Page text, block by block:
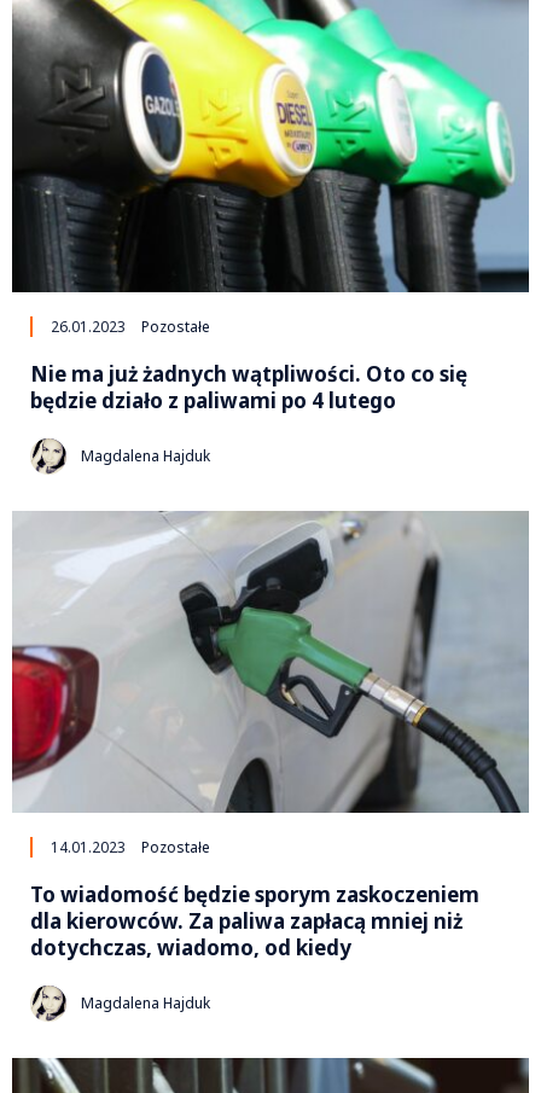
26.01.2023 Pozostałe
Nie ma już żadnych wątpliwości. Oto co się
będzie działo z paliwami po 4 lutego
Magdalena Hajduk
14.01.2023 Pozostałe
To wiadomość będzie sporym zaskoczeniem
dla kierowców. Za paliwa zapłacą mniej niż
dotychczas, wiadomo, od kiedy
Magdalena Hajduk